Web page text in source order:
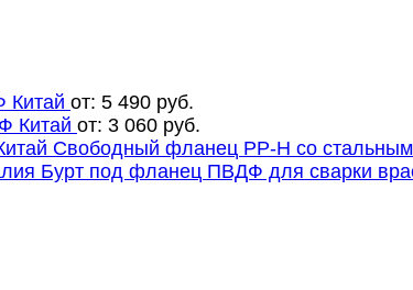
Китай от: 5 490 руб.
Китай от: 3 060 руб.
Свободный фланец PP-H со стальным
Бурт под фланец ПВДФ для сварки